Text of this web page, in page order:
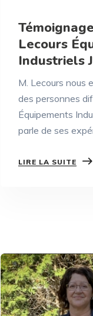
Lecours
Industriels
M. Lecours nous
des personnes
Équipements
parle de ses
LIRE LA SUITE